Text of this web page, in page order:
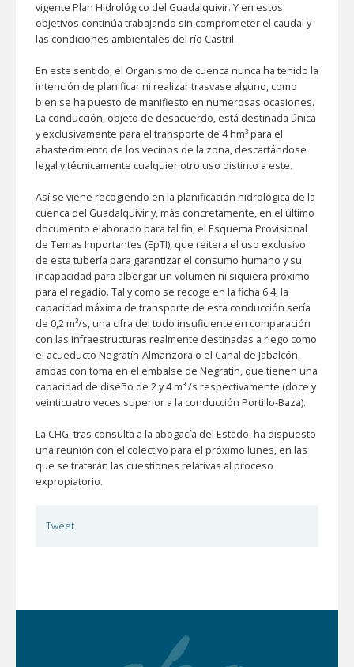
vigente Plan Hidrológico del Guadalquivir. Y en estos
objetivos continúa trabajando sin comprometer el caudal y
las condiciones ambientales del río Castril.
En este sentido, el Organismo de cuenca nunca ha tenido la
intención de planificar ni realizar trasvase alguno, como
bien se ha puesto de manifiesto en numerosas ocasiones.
La conducción, objeto de desacuerdo, está destinada única
y exclusivamente para el transporte de 4 hm³ para el
abastecimiento de los vecinos de la zona, descartándose
legal y técnicamente cualquier otro uso distinto a este.
Así se viene recogiendo en la planificación hidrológica de la
cuenca del Guadalquivir y, más concretamente, en el último
documento elaborado para tal fin, el Esquema Provisional
de Temas Importantes (EpTI), que reitera el uso exclusivo
de esta tubería para garantizar el consumo humano y su
incapacidad para albergar un volumen ni siquiera próximo
para el regadío. Tal y como se recoge en la ficha 6.4, la
capacidad máxima de transporte de esta conducción sería
de 0,2 m³/s, una cifra del todo insuficiente en comparación
con las infraestructuras realmente destinadas a riego como
el acueducto Negratín-Almanzora o el Canal de Jabalcón,
ambas con toma en el embalse de Negratín, que tienen una
capacidad de diseño de 2 y 4 m³ /s respectivamente (doce y
veinticuatro veces superior a la conducción Portillo-Baza).
La CHG, tras consulta a la abogacía del Estado, ha dispuesto
una reunión con el colectivo para el próximo lunes, en las
que se tratarán las cuestiones relativas al proceso
expropiatorio.
Tweet